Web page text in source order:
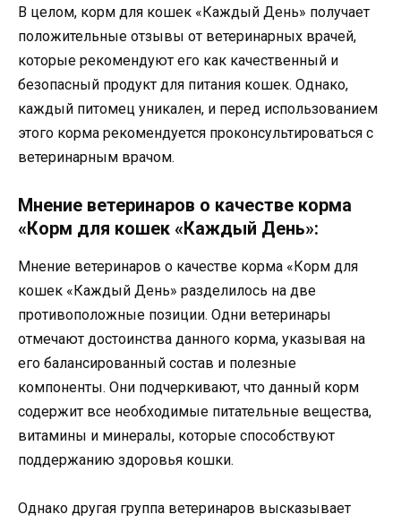
В целом, корм для кошек «Каждый День» получает
положительные отзывы от ветеринарных врачей,
которые рекомендуют его как качественный и
безопасный продукт для питания кошек. Однако,
каждый питомец уникален, и перед использованием
этого корма рекомендуется проконсультироваться с
ветеринарным врачом.
Мнение ветеринаров о качестве корма
«Корм для кошек «Каждый День»:
Мнение ветеринаров о качестве корма «Корм для
кошек «Каждый День» разделилось на две
противоположные позиции. Одни ветеринары
отмечают достоинства данного корма, указывая на
его балансированный состав и полезные
компоненты. Они подчеркивают, что данный корм
содержит все необходимые питательные вещества,
витамины и минералы, которые способствуют
поддержанию здоровья кошки.
Однако другая группа ветеринаров высказывает